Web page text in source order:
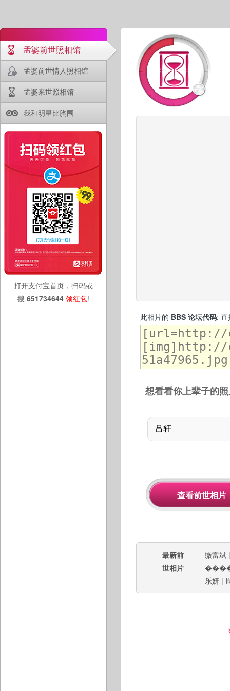
孟婆前世照相馆
孟婆前世情人照相馆
孟婆来世照相馆
我和明星比胸围
打开支付宝首页，扫码或
搜 651734644 领红包!
此相片的 BBS 论坛代码: 直
想看看你上辈子的
最新前
世相片
缴富斌
乐妍 |